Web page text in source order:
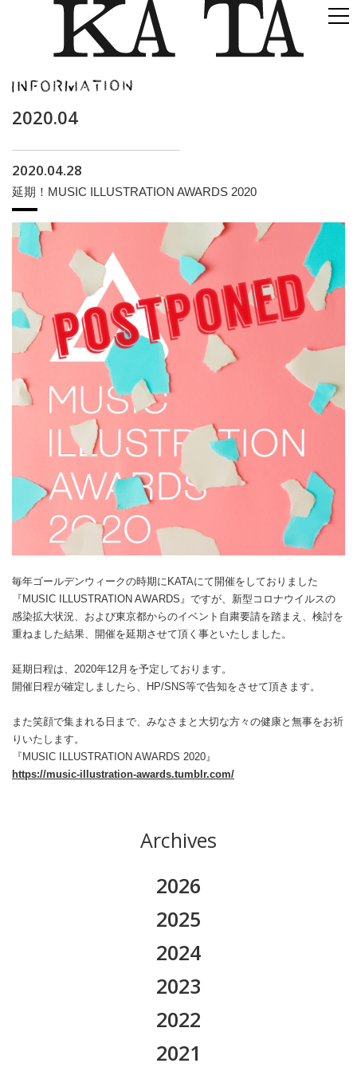
2020.04
2020.04.28
延期！MUSIC ILLUSTRATION AWARDS 2020
毎年ゴールデンウィークの時期にKATAにて開催をしておりました
『MUSIC ILLUSTRATION AWARDS』ですが、新型コロナウイルスの
感染拡大状況、および東京都からのイベント自粛要請を踏まえ、検討を
重ねました結果、開催を延期させて頂く事といたしました。
延期日程は、2020年12月を予定しております。
開催日程が確定しましたら、HP/SNS等で告知をさせて頂きます。
また笑顔で集まれる日まで、みなさまと大切な方々の健康と無事をお祈
りいたします。
『MUSIC ILLUSTRATION AWARDS 2020』
https://music-illustration-awards.tumblr.com/
Archives
2026
2026.08
2026.07
2026.05
2026.04
2026.03
2025
2025.11
2025.10
2025.08
2025.07
2024
2024.12
2024.11
2024.09
2023
2023.12
2023.11
2022
2022.12
2021